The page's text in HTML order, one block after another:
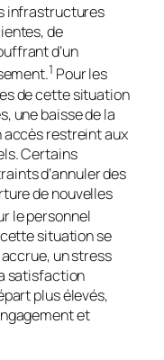
infrastructures
de
d’un
1 Pour les
de cette situation
une baisse de la
accès restreint aux
Certains
d’annuler des
de nouvelles
le personnel
situation se
un stress
satisfaction
plus élevés,
et